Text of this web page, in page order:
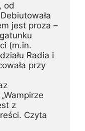
od
jest proza –
(m.in.
Radia i
przy
z
Czyta